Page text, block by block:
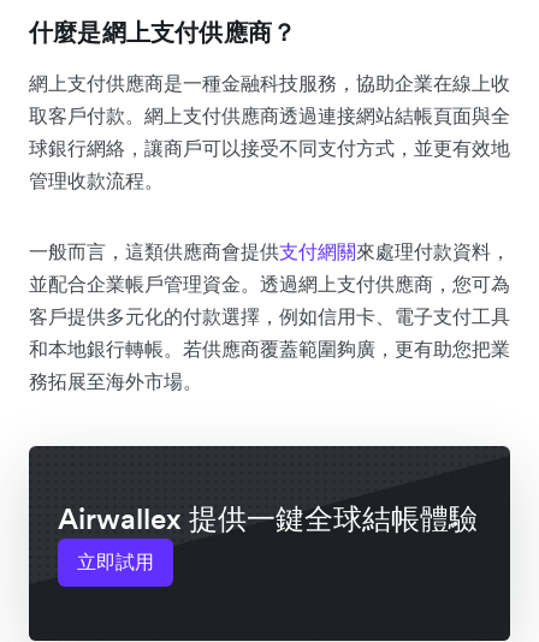
什麼是網上支付供應商？
網上支付供應商是一種金融科技服務，協助企業在線上收
取客戶付款。網上支付供應商透過連接網站結帳頁面與全
球銀行網絡，讓商戶可以接受不同支付方式，並更有效地
管理收款流程。
一般而言，這類供應商會提供支付網關來處理付款資料，
並配合企業帳戶管理資金。透過網上支付供應商，您可為
客戶提供多元化的付款選擇，例如信用卡、電子支付工具
和本地銀行轉帳。若供應商覆蓋範圍夠廣，更有助您把業
務拓展至海外市場。
Airwallex 提供一鍵全球結帳體驗
立即試用